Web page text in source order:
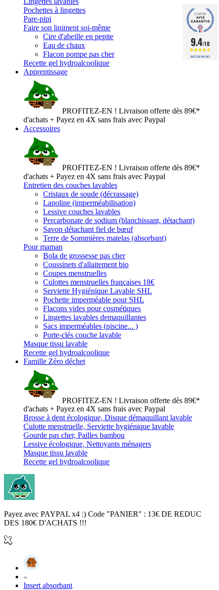
Pochettes à lingettes
Pare-pipi
Faire son liniment soi-même
Cire d'abeille en pepite
Eau de chaux
Flacon pompe pas cher
Recette gel hydroalcoolique
Apprentissage
PROFITEZ-EN ! Livraison offerte dès 89€*
d'achats + Payez en 4X sans frais avec Paypal
Accessoires
PROFITEZ-EN ! Livraison offerte dès 89€*
d'achats + Payez en 4X sans frais avec Paypal
Entretien des couches lavables
Cristaux de soude (décrassage)
Lanoline (imperméabilisation)
Lessive couches lavables
Percarbonate de sodium (blanchissant, détachant)
Savon détachant fiel de bœuf
Terre de Sommières matelas (absorbant)
Pour maman
Bola de grossesse pas cher
Coussinets d'allaitement bio
Coupes menstruelles
Culottes menstruelles françaises 18€
Serviette Hygiénique Lavable SHL
Pochette imperméable pour SHL
Flacons vides pour cosmétiques
Lingettes lavables demaquillantes
Sacs imperméables (piscine... )
Porte-clés couche lavable
Masque tissu lavable
Recette gel hydroalcoolique
Famille Zéro déchet
PROFITEZ-EN ! Livraison offerte dès 89€*
d'achats + Payez en 4X sans frais avec Paypal
Brosse à dent écologique, Disque démaquillant lavable
Culotte menstruelle, Serviette hygiénique lavable
Gourde pas cher, Pailles bambou
Lessive écologique, Nettoyants ménagers
Masque tissu lavable
Recette gel hydroalcoolique
Payez avec PAYPAL x4 :) Code "PANIER" : 13€ DE REDUC
DES 180€ D'ACHATS !!!
Insert absorbant
9.4/10
BASÉ SUR 586 AVIS